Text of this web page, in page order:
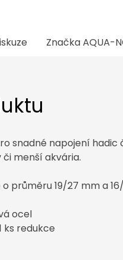
ZnačkaAQUA-
snadné napojení hadic
menší akvária.
o průměru 19/27 mm a
ocel
ks redukce